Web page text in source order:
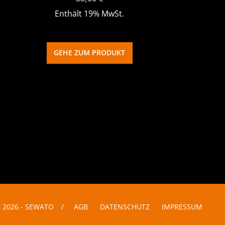
Enthält 19% MwSt.
GEHE ZUM PRODUKT
- SEWATO / AGB DATENSCHUTZ IMPRESSUM